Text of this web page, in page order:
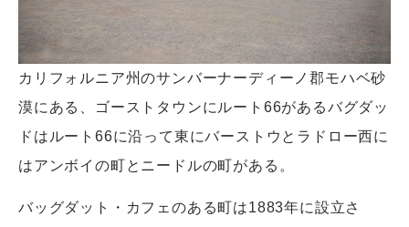
カリフォルニア州のサンバーナーディーノ郡モハベ砂
漠にある、ゴーストタウンにルート66があるバグダッ
ドはルート66に沿って東にバーストウとラドロー西に
はアンボイの町とニードルの町がある。
バッグダット・カフェのある町は1883年に設立さ